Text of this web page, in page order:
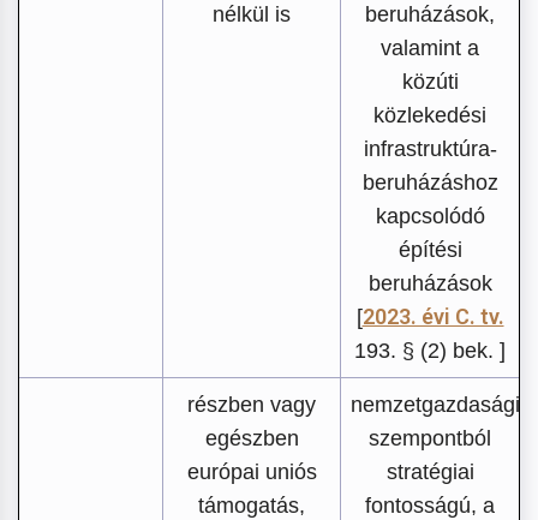
nélkül is
beruházások,
valamint a
közúti
közlekedési
infrastruktúra-
beruházáshoz
kapcsolódó
építési
beruházások
[2023. évi C. tv.
193. § (2) bek. ]
részben vagy
egészben
európai uniós
támogatás,
nemzetgazdasági
szempontból
stratégiai
fontosságú, a